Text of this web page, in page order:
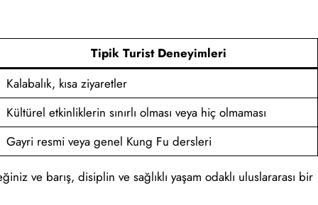
Tipik Turist Deneyimleri
Kalabalık, kısa ziyaretler
Kültürel etkinliklerin sınırlı olması veya hiç olmaması
Gayri resmi veya genel Kung Fu dersleri
ve barış, disiplin ve sağlıklı yaşam odaklı uluslararası bir